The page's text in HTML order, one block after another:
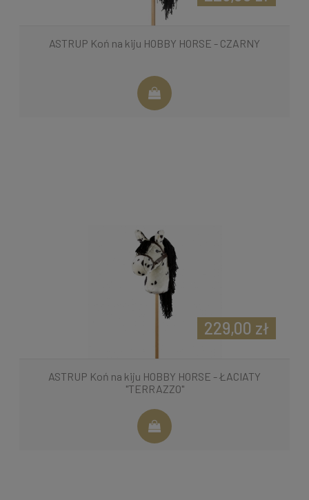
ASTRUP Koń na kiju HOBBY HORSE - CZARNY
ASTRUP Koń na kiju HOBBY HORSE - ŁACIATY
"TERRAZZO"
229,00 zł